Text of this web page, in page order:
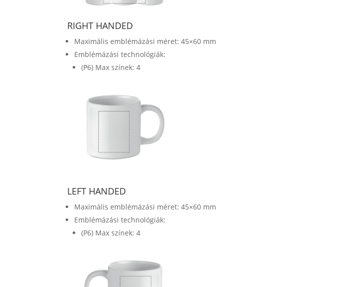
RIGHT HANDED
Maximális emblémázási méret: 45×60 mm
Emblémázási technológiák:
(P6) Max színek: 4
LEFT HANDED
Maximális emblémázási méret: 45×60 mm
Emblémázási technológiák:
(P6) Max színek: 4